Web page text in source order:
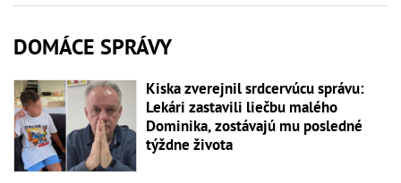
DOMÁCE SPRÁVY
Kiska zverejnil srdcervúcu správu:
Lekári zastavili liečbu malého
Dominika, zostávajú mu posledné
týždne života